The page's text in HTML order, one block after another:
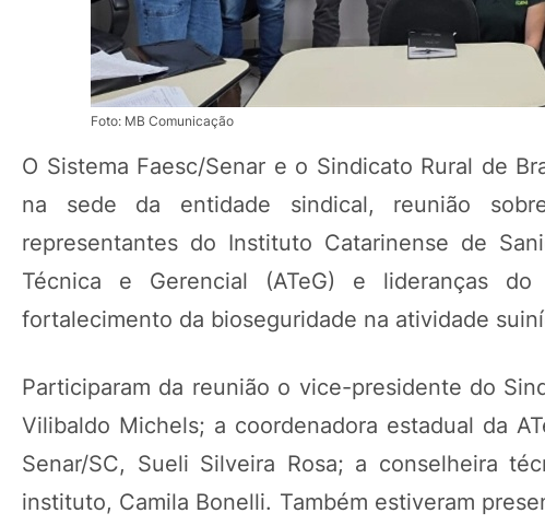
Foto: MB Comunicação
O Sistema Faesc/Senar e o Sindicato Rural de
na sede da entidade sindical, reunião
representantes do Instituto Catarinense de
Técnica e Gerencial (ATeG) e lideranças
fortalecimento da bioseguridade na atividade
Participaram da reunião o vice-presidente do
Vilibaldo Michels; a coordenadora estadual da
Senar/SC, Sueli Silveira Rosa; a conselheira
instituto, Camila Bonelli. Também estiveram